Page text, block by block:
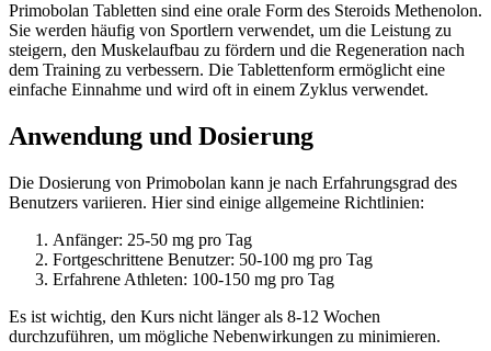
Primobolan Tabletten sind eine orale Form des Steroids Methenolon.
Sie werden häufig von Sportlern verwendet, um die Leistung zu
steigern, den Muskelaufbau zu fördern und die Regeneration nach
dem Training zu verbessern. Die Tablettenform ermöglicht eine
einfache Einnahme und wird oft in einem Zyklus verwendet.
Anwendung und Dosierung
Die Dosierung von Primobolan kann je nach Erfahrungsgrad des
Benutzers variieren. Hier sind einige allgemeine Richtlinien:
Anfänger: 25-50 mg pro Tag
Fortgeschrittene Benutzer: 50-100 mg pro Tag
Erfahrene Athleten: 100-150 mg pro Tag
Es ist wichtig, den Kurs nicht länger als 8-12 Wochen
durchzuführen, um mögliche Nebenwirkungen zu minimieren.